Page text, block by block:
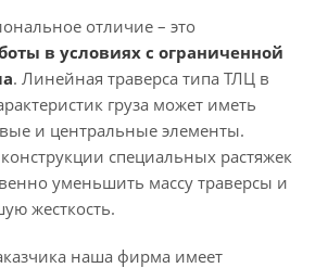
отличие – это
в условиях с ограниченной
. Линейная траверса типа ТЛЦ в
груза может иметь
и центральные элементы.
специальных растяжек
уменьшить массу траверсы и
жесткость.
наша фирма имеет